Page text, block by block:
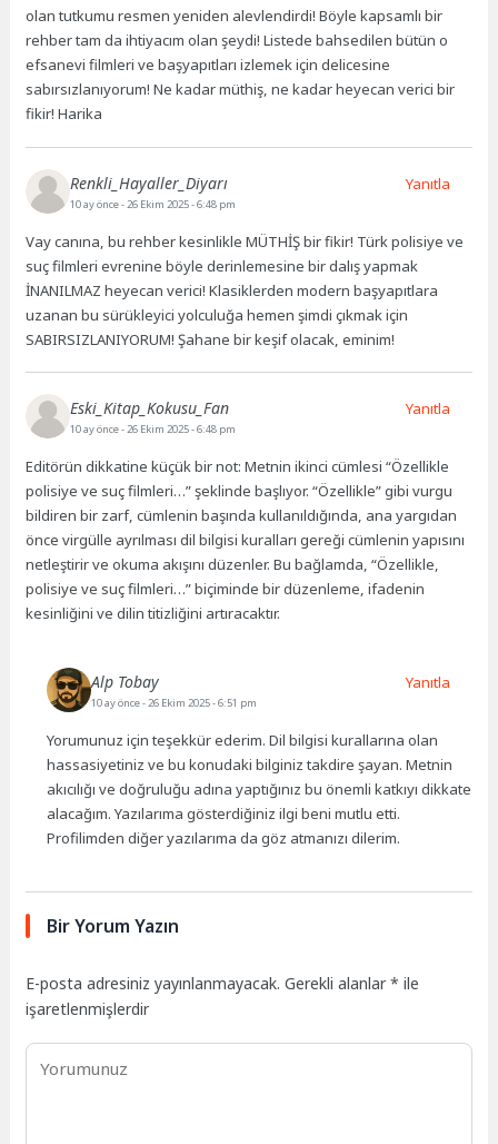
olan tutkumu resmen yeniden alevlendirdi! Böyle kapsamlı bir
rehber tam da ihtiyacım olan şeydi! Listede bahsedilen bütün o
efsanevi filmleri ve başyapıtları izlemek için delicesine
sabırsızlanıyorum! Ne kadar müthiş, ne kadar heyecan verici bir
fikir! Harika
Renkli_Hayaller_Diyarı
10 ay önce- 26 Ekim 2025 - 6:48 pm
Vay canına, bu rehber kesinlikle MÜTHİŞ bir fikir! Türk polisiye ve
suç filmleri evrenine böyle derinlemesine bir dalış yapmak
İNANILMAZ heyecan verici! Klasiklerden modern başyapıtlara
uzanan bu sürükleyici yolculuğa hemen şimdi çıkmak için
SABIRSIZLANIYORUM! Şahane bir keşif olacak, eminim!
Yanıtla
Eski_Kitap_Kokusu_Fan
10 ay önce- 26 Ekim 2025 - 6:48 pm
Editörün dikkatine küçük bir not: Metnin ikinci cümlesi “Özellikle
polisiye ve suç filmleri…” şeklinde başlıyor. “Özellikle” gibi vurgu
bildiren bir zarf, cümlenin başında kullanıldığında, ana yargıdan
önce virgülle ayrılması dil bilgisi kuralları gereği cümlenin yapısını
netleştirir ve okuma akışını düzenler. Bu bağlamda, “Özellikle,
polisiye ve suç filmleri…” biçiminde bir düzenleme, ifadenin
kesinliğini ve dilin titizliğini artıracaktır.
Yanıtla
Alp Tobay
10 ay önce- 26 Ekim 2025 - 6:51 pm
Yorumunuz için teşekkür ederim. Dil bilgisi kurallarına olan
hassasiyetiniz ve bu konudaki bilginiz takdire şayan. Metnin
akıcılığı ve doğruluğu adına yaptığınız bu önemli katkıyı dikkate
alacağım. Yazılarıma gösterdiğiniz ilgi beni mutlu etti.
Profilimden diğer yazılarıma da göz atmanızı dilerim.
Yanıtla
Bir Yorum Yazın
E-posta adresiniz yayınlanmayacak. Gerekli alanlar* ile
işaretlenmişlerdir